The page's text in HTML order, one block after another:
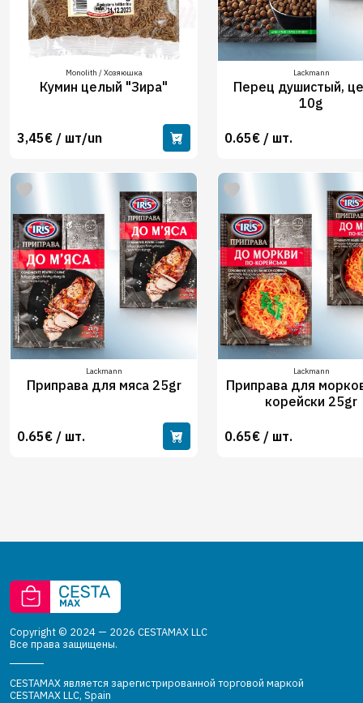
Monolith / Хозяюшка
Кумин целый "Зира"
3,45€ / шт/un
Lackmann
Перец душистый,
10g
0.65€ / шт.
Lackmann
Приправа для мяса 25gr
0.65€ / шт.
Lackmann
Приправа для
корейски 25gr
0.65€ / шт.
Copyright © 2024 — 2026 CESTAMAX LLC
Все права защищены.
CESTAMAX является зарегистрированной торговой маркой
CESTAMAX LLC, Spain